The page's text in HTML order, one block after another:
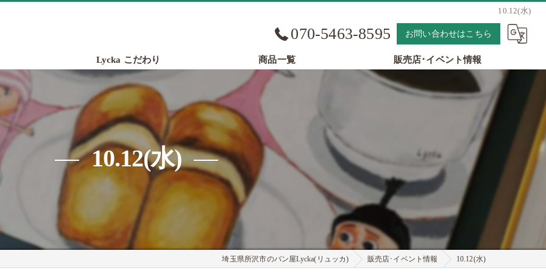
10.12(水)
070-5463-8595 お問い合わせはこちら
Lycka こだわり 商品一覧 販売店･イベント情報
10.12(水)
埼玉県所沢市のパン屋Lycka(リュッカ) 販売店･イベント情報 10.12(水)